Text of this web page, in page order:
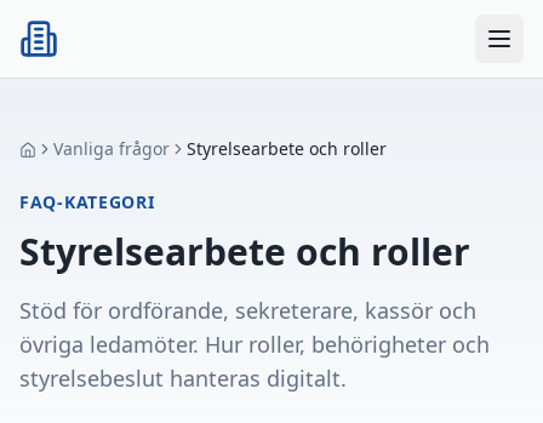
BoDialog
Vanliga frågor Styrelsearbete och roller
FAQ-KATEGORI
Styrelsearbete och roller
Stöd för ordförande, sekreterare, kassör och
övriga ledamöter. Hur roller, behörigheter och
styrelsebeslut hanteras digitalt.